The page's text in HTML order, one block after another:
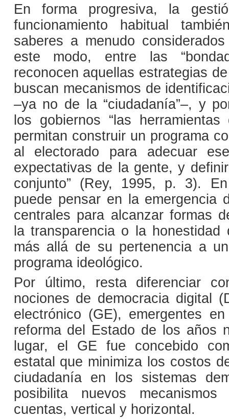
En forma progresiva, la
funcionamiento habitual
saberes a menudo
este modo, entre las
reconocen aquellas estrategias
buscan mecanismos de
–ya no de la “ciudadanía”–, y
los gobiernos “las
permitan construir un programa
al electorado para adecuar
expectativas de la gente, y
conjunto” (Rey, 1995, p. 3).
puede pensar en la emergencia
centrales para alcanzar formas
la transparencia o la honestidad
más allá de su pertenencia a
programa ideológico.
Por último, resta diferenciar
nociones de democracia digital
electrónico (GE), emergentes
reforma del Estado de los años
lugar, el GE fue concebido
estatal que minimiza los costos
ciudadanía en los sistemas
posibilita nuevos
cuentas, vertical y horizontal.